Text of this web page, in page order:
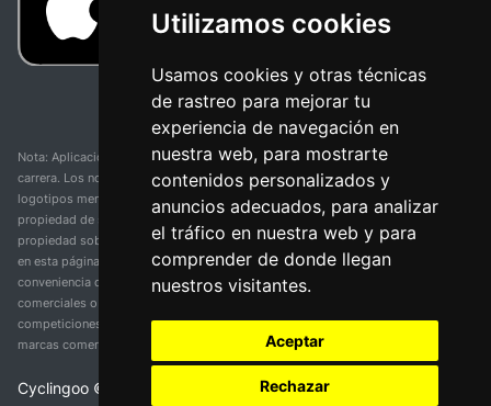
Utilizamos cookies
Usamos cookies y otras técnicas
de rastreo para mejorar tu
experiencia de navegación en
nuestra web, para mostrarte
contenidos personalizados y
anuncios adecuados, para analizar
el tráfico en nuestra web y para
comprender de donde llegan
nuestros visitantes.
Aceptar
Rechazar
Nota: Aplicación y web no oficial y no relacionada con ninguna organización o
carrera. Los nombres de equipos, competiciones, marcas comerciales y
logotipos mencionados en esta página de resultados de ciclismo son
propiedad de sus respectivos dueños. No tenemos afiliación, patrocinio ni
propiedad sobre estas marcas comerciales. Toda la información proporcionada
en esta página se presenta únicamente con fines informativos y para la
conveniencia de nuestros usuarios. Cualquier uso de nombres, marcas
comerciales o logotipos tiene el único propósito de identificar equipos y
competiciones y no implica asociación o respaldo. Todos los derechos de las
marcas comerciales mencionadas aquí pertenecen a sus propietarios legítimos.
Cyclingoo ©